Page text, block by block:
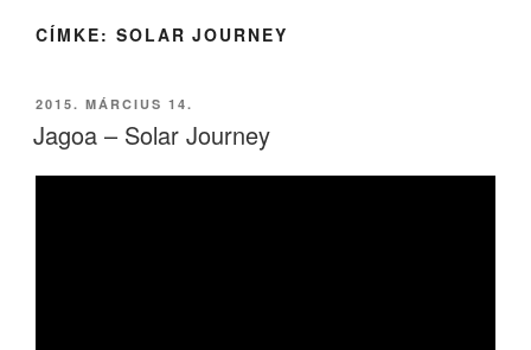
CÍMKE: SOLAR JOURNEY
BEKÜLDVE:
2015. MÁRCIUS 14.
Jagoa – Solar Journey